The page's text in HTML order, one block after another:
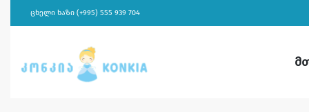
ცხელი ხაზი (+995) 555 939 704